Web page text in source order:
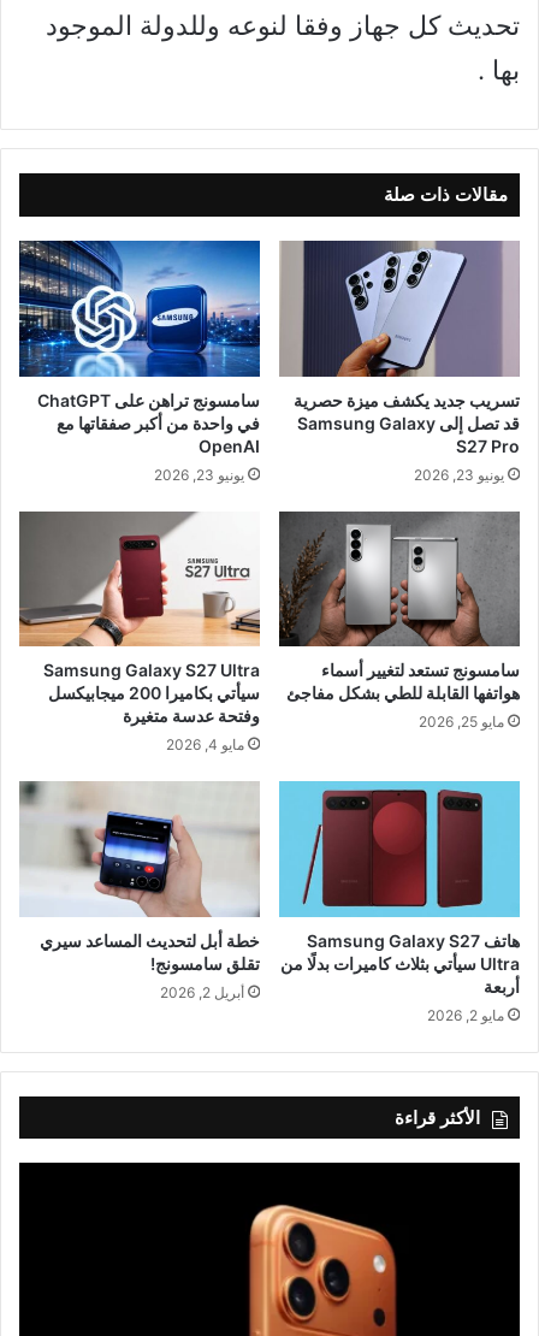
تحديث كل جهاز وفقا لنوعه وللدولة الموجود
بها .
مقالات ذات صلة
تسريب جديد يكشف ميزة حصرية
قد تصل إلى Samsung Galaxy
S27 Pro
يونيو 23, 2026
سامسونج تراهن على ChatGPT
في واحدة من أكبر صفقاتها مع
OpenAI
يونيو 23, 2026
سامسونج تستعد لتغيير أسماء
هواتفها القابلة للطي بشكل مفاجئ
مايو 25, 2026
Samsung Galaxy S27 Ultra
سيأتي بكاميرا 200 ميجابيكسل
وفتحة عدسة متغيرة
مايو 4, 2026
هاتف Samsung Galaxy S27
Ultra سيأتي بثلاث كاميرات بدلًا من
أربعة
مايو 2, 2026
خطة أبل لتحديث المساعد سيري
تقلق سامسونج!
أبريل 2, 2026
الأكثر قراءة